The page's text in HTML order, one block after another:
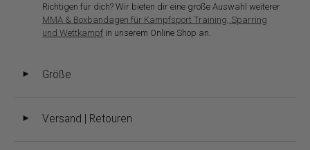
Richtigen für dich? Wir bieten dir eine große Auswahl weiterer
MMA & Boxbandagen für Kampfsport Training, Sparring
und Wettkampf in unserem Online Shop an.
◄ Größe
◄ Versand | Retouren